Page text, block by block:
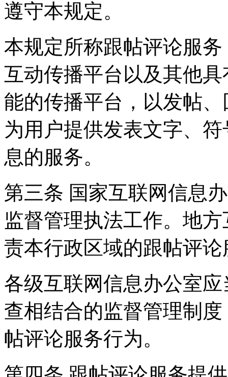
遵守本规定。
本规定所称跟帖评论服
互动传播平台以及其他
能的传播平台，以发帖
为用户提供发表文字、
息的服务。
第三条 国家互联网信息
监督管理执法工作。地
责本行政区域的跟帖评
各级互联网信息办公室
查相结合的监督管理制
帖评论服务行为。